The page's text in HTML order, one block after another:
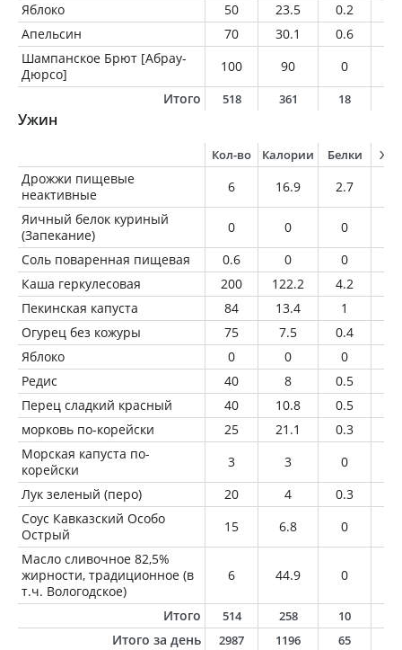
Яблоко
50 23.5 0.2
Апельсин
70 30.1 0.6
Шампанское Брют [Абрау-
Дюрсо]
100 90 0
Итого
518 361 18
Ужин
Кол-во Калории Белки
Дрожжи пищевые
неактивные
6 16.9 2.7
Яичный белок куриный
(Запекание)
0 0 0
Соль поваренная пищевая
0.6 0 0
Каша геркулесовая
200 122.2 4.2
Пекинская капуста
84 13.4 1
Огурец без кожуры
75 7.5 0.4
Яблоко
0 0 0
Редис
40 8 0.5
Перец сладкий красный
40 10.8 0.5
морковь по-корейски
25 21.1 0.3
Морская капуста по-
корейски
3 3 0
Лук зеленый (перо)
20 4 0.3
Соус Кавказский Особо
Острый
15 6.8 0
Масло сливочное 82,5%
жирности, традиционное (в
т.ч. Вологодское)
6 44.9 0
Итого 514 258 10
Итого за день 2987 1196 65